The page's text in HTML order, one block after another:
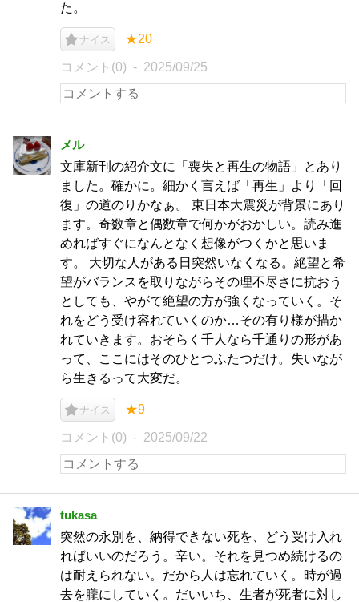
た。
ナイス ★20
コメント(0) 2025/09/25
メル
文庫新刊の紹介文に「喪失と再生の物語」とあり
ました。確かに。細かく言えば「再生」より「回
復」の道のりかなぁ。 東日本大震災が背景にあり
ます。奇数章と偶数章で何かがおかしい。読み進
めればすぐになんとなく想像がつくかと思いま
す。 大切な人がある日突然いなくなる。絶望と希
望がバランスを取りながらその理不尽さに抗おう
としても、やがて絶望の方が強くなっていく。そ
れをどう受け容れていくのか…その有り様が描か
れていきます。おそらく千人なら千通りの形があ
って、ここにはそのひとつふたつだけ。失いなが
ら生きるって大変だ。
ナイス ★9
コメント(0) 2025/09/22
tukasa
突然の永別を、納得できない死を、どう受け入れ
ればいいのだろう。辛い。それを見つめ続けるの
は耐えられない。だから人は忘れていく。時が過
去を朧にしていく。だいいち、生者が死者に対し